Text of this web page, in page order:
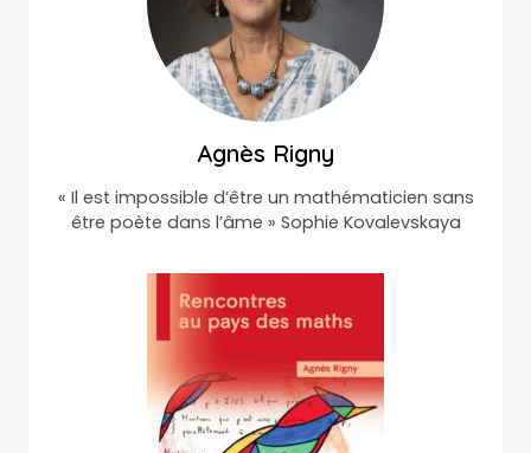
Agnès Rigny
« Il est impossible d’être un mathématicien sans
être poète dans l’âme » Sophie Kovalevskaya